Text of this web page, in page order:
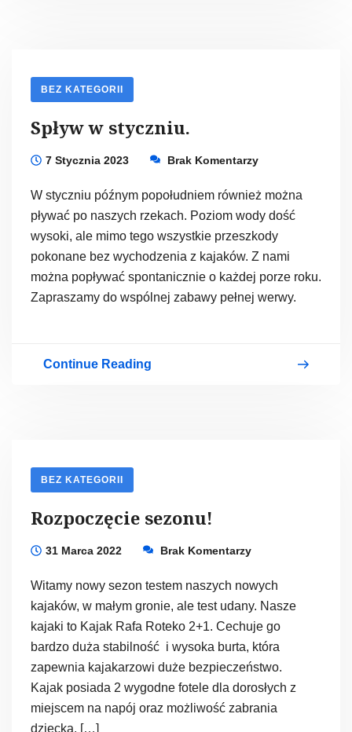
Natury!
BEZ KATEGORII
Spływ w styczniu.
7 Stycznia 2023 Brak Komentarzy
W styczniu późnym popołudniem również można
pływać po naszych rzekach. Poziom wody dość
wysoki, ale mimo tego wszystkie przeszkody
pokonane bez wychodzenia z kajaków. Z nami
można popływać spontanicznie o każdej porze roku.
Zapraszamy do wspólnej zabawy pełnej werwy.
Continue Reading
Spływ
BEZ KATEGORII
Rozpoczęcie sezonu!
31 Marca 2022 Brak Komentarzy
Witamy nowy sezon testem naszych nowych
kajaków, w małym gronie, ale test udany. Nasze
kajaki to Kajak Rafa Roteko 2+1. Cechuje go
bardzo duża stabilność i wysoka burta, która
zapewnia kajakarzowi duże bezpieczeństwo.
Kajak posiada 2 wygodne fotele dla dorosłych z
miejscem na napój oraz możliwość zabrania
dziecka. […]